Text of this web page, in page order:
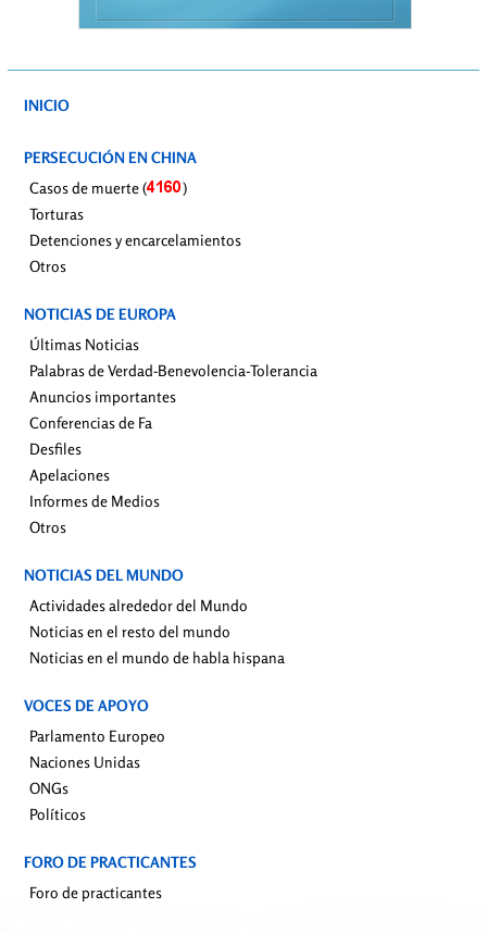
INICIO
PERSECUCIÓN EN CHINA
Casos de muerte (
)
Torturas
Detenciones y encarcelamientos
Otros
NOTICIAS DE EUROPA
Últimas Noticias
Palabras de Verdad-Benevolencia-Tolerancia
Anuncios importantes
Conferencias de Fa
Desfiles
Apelaciones
Informes de Medios
Otros
NOTICIAS DEL MUNDO
Actividades alrededor del Mundo
Noticias en el resto del mundo
Noticias en el mundo de habla hispana
VOCES DE APOYO
Parlamento Europeo
Naciones Unidas
ONGs
Políticos
FORO DE PRACTICANTES
Foro de practicantes